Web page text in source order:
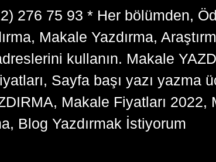
276 75 93 * Her bölümden,
Makale Yazdırma,
kullanın. Makale
Sayfa başı yazı yazma
Makale Fiyatları 2022,
Blog Yazdırmak İstiyorum